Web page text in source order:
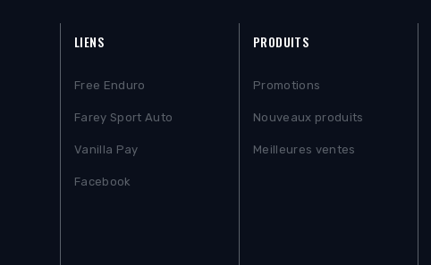
LIENS
Free Enduro
Farey Sport Auto
Vanilla Pay
Facebook
PRODUITS
Promotions
Nouveaux produits
Meilleures ventes